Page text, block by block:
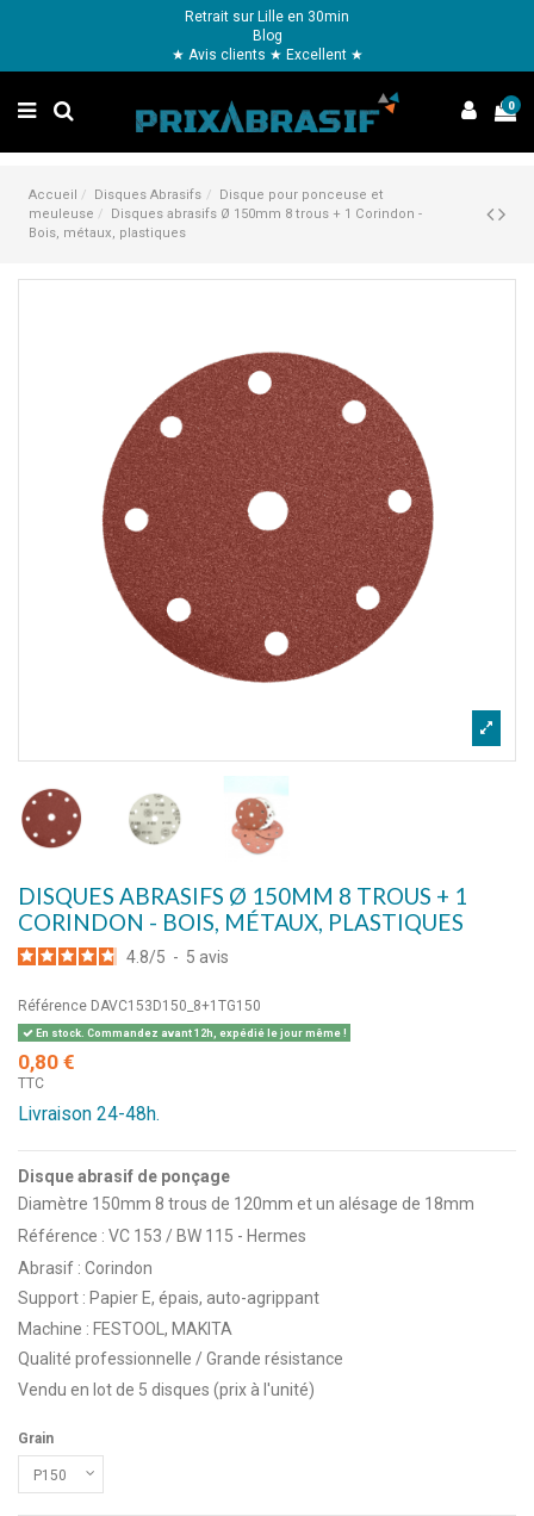
Retrait sur Lille en 30min
Blog
★ Avis clients ★ Excellent ★
0
Accueil Disques Abrasifs
Disque pour ponceuse et
meuleuse
Disques abrasifs Ø 150mm 8 trous + 1 Corindon -
Bois, métaux, plastiques
DISQUES ABRASIFS Ø 150MM 8 TROUS + 1
CORINDON - BOIS, MÉTAUX, PLASTIQUES
4.8/5 - 5 avis
Référence DAVC153D150_8+1TG150
En stock. Commandez avant 12h, expédié le jour même !
0,80 €
TTC
Livraison 24-48h.
Disque abrasif de ponçage
Diamètre 150mm 8 trous de 120mm et un alésage de 18mm
Référence : VC 153 / BW 115 - Hermes
Abrasif : Corindon
Support : Papier E, épais, auto-agrippant
Machine : FESTOOL, MAKITA
Qualité professionnelle / Grande résistance
Vendu en lot de 5 disques (prix à l'unité)
Grain